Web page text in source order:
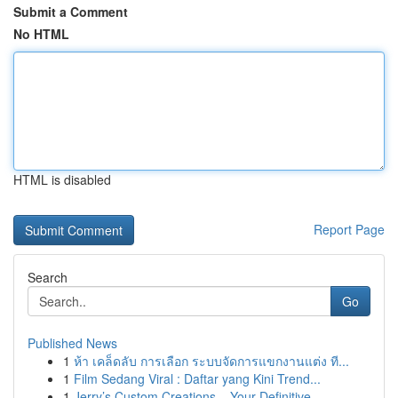
Submit a Comment
No HTML
HTML is disabled
Report Page
Search
Go
Published News
1 ห้า เคล็ดลับ การเลือก ระบบจัดการแขกงานแต่ง ที...
1 Film Sedang Viral : Daftar yang Kini Trend...